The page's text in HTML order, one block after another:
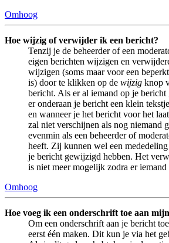
Omhoog
Hoe wijzig of verwijder ik een bericht?
Tenzij je de beheerder of een
eigen berichten wijzigen en
wijzigen (soms maar voor een
is) door te klikken op de wijzig knop
bericht. Als er al iemand op je bericht
er onderaan je bericht een klein
en wanneer je het bericht voor het
zal niet verschijnen als nog niemand
evenmin als een beheerder of
heeft. Zij kunnen wel een
je bericht gewijzigd hebben. Het
is niet meer mogelijk zodra er iemand
Omhoog
Hoe voeg ik een onderschrift toe aan
Om een onderschrift aan je bericht
eerst één maken. Dit kun je via het